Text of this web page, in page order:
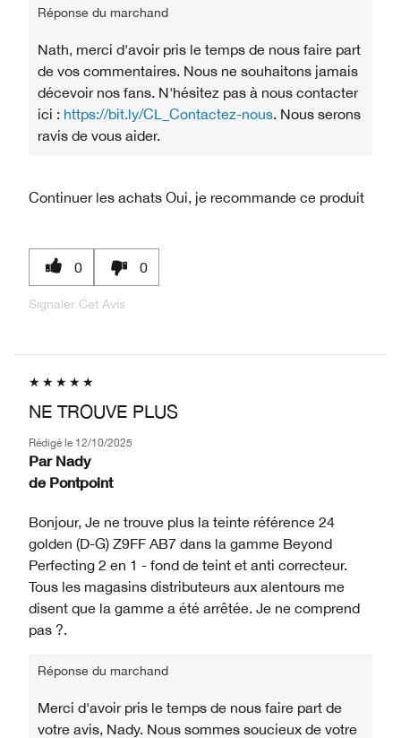
Réponse du marchand
Nath, merci d'avoir pris le temps de nous faire part
de vos commentaires. Nous ne souhaitons jamais
décevoir nos fans. N'hésitez pas à nous contacter
ici : https://bit.ly/CL_Contactez-nous . Nous serons
ravis de vous aider.
Continuer les achats Oui, je recommande ce produit
0 0
Signaler Cet Avis
NE TROUVE PLUS
Rédigé le 12/10/2025
Par Nady
de Pontpoint
Bonjour, Je ne trouve plus la teinte référence 24
golden (D-G) Z9FF AB7 dans la gamme Beyond
Perfecting 2 en 1 - fond de teint et anti correcteur.
Tous les magasins distributeurs aux alentours me
disent que la gamme a été arrêtée. Je ne comprend
pas ?.
Réponse du marchand
Merci d'avoir pris le temps de nous faire part de
votre avis, Nady. Nous sommes soucieux de votre